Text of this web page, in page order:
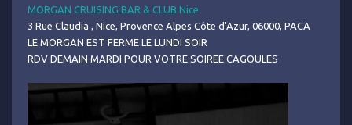
MORGAN CRUISING BAR & CLUB Nice
3 Rue Claudia , Nice, Provence Alpes Côte d'Azur, 06000, PACA
LE MORGAN EST FERME LE LUNDI SOIR
RDV DEMAIN MARDI POUR VOTRE SOIREE CAGOULES